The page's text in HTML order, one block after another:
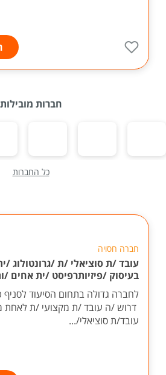
חברות מובילות
כל החברות
חברה חסויה
עובד /ת סוציאלי /ת /גרונטולוג
בעיסוק /פיזיותרפיסט /ית אחים /
לחברה גדולה בתחום הסיעוד לסניף
דרוש /ה עובד /ת מקצועי /ת לאחת
עובד/ת סוציאלי/...